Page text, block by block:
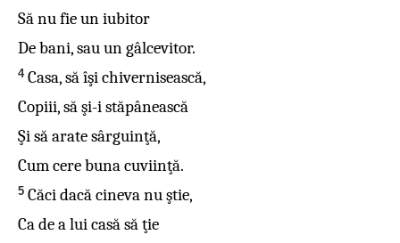
Să nu fie un iubitor
De bani, sau un gâlcevitor.
4 Casa, să îşi chivernisească,
Copiii, să şi-i stăpânească
Şi să arate sârguinţă,
Cum cere buna cuviinţă.
5 Căci dacă cineva nu ştie,
Ca de a lui casă să ţie